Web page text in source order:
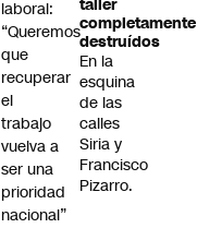
taller
completamente
destruídos
En la
esquina
de las
calles
Siria y
Francisco
Pizarro.
laboral:
“Queremos
que
recuperar
el
trabajo
vuelva a
ser una
prioridad
nacional”